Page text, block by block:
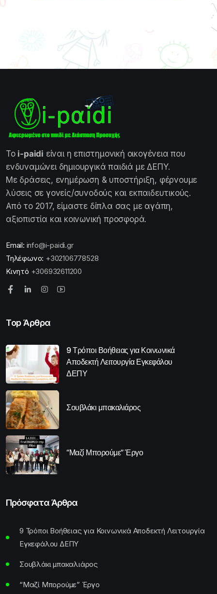
Το i-paidi είναι η επιστημονική οικογένεια που
ενδυναμώνει δημιουργικά παιδιά με ΔΕΠΥ.
Με δράσεις, ενημέρωση & υποστήριξη, φέρνουμε
λύσεις σε γονείς/συνοδούς και εκπαιδευτικούς.
Από το 2017, είμαστε δίπλα σας με αγάπη,
αξιοπιστία και κοινωνική προσφορά.
Email: info@i-paidi.gr
Τηλέφωνο: +302106778528
Κινητό +306932611200
Top Άρθρα
9 Τρόποι Βοήθειας για Κοινωνικά
Αποδεκτή Λειτουργία Εγκεφάλου
ΔΕΠΥ
Σουβλάκι μπακαλιάρος
“Μαζί Μπορούμε” Έργο
Πρόσφατα Άρθρα
9 Τρόποι Βοήθειας για Κοινωνικά Αποδεκτή Λειτουργία
Εγκεφάλου ΔΕΠΥ
Σουβλάκι μπακαλιάρος
“Μαζί Μπορούμε” Έργο